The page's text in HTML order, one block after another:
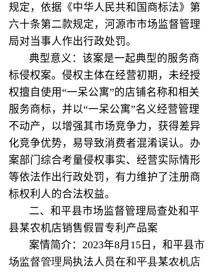
规定，依据《中华人民共和国商标法》第
六十条第二款规定，河源市市场监督管理
局对当事人作出行政处罚。
典型意义：该案是一起典型的服务商
标侵权案。侵权主体在经营初期，未经授
权擅自使用“一呆公寓”的店铺名称和相关
服务商标，并以“一呆公寓”名义经营管理
不动产，以增强其市场竞争力，获得差异
化竞争优势，易导致消费者混淆误认。办
案部门综合考量侵权事实、经营实际情形
等依法作出行政处罚，有力维护了注册商
标权利人的合法权益。
二、和平县市场监督管理局查处和平
县某农机店销售假冒专利产品案
案情简介： 2023年8月 15 日，和平县市
场监督管理局执法人员在和平县某农机店